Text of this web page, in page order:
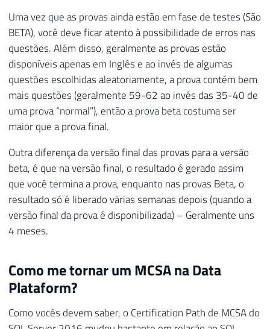
Uma vez que as provas ainda estão em fase de testes (São
BETA), você deve ficar atento à possibilidade de erros nas
questões. Além disso, geralmente as provas estão
disponíveis apenas em Inglês e ao invés de algumas
questões escolhidas aleatoriamente, a prova contém bem
mais questões (geralmente 59-62 ao invés das 35-40 de
uma prova “normal”), então a prova beta costuma ser
maior que a prova final.
Outra diferença da versão final das provas para a versão
beta, é que na versão final, o resultado é gerado assim
que você termina a prova, enquanto nas provas Beta, o
resultado só é liberado várias semanas depois (quando a
versão final da prova é disponibilizada) – Geralmente uns
4 meses.
Como me tornar um MCSA na Data
Plataform?
Como vocês devem saber, o Certification Path de MCSA do